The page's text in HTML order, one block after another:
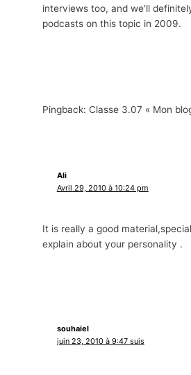
interviews too,and we’ll
podcasts on this topic in 2009.
Pingback: Classe 3.07 « Mon
Ali
Avril 29, 2010 à 10:24 pm
It is really a good material,
explain about your personality .
souhaiel
juin 23, 2010 à 9:47 suis